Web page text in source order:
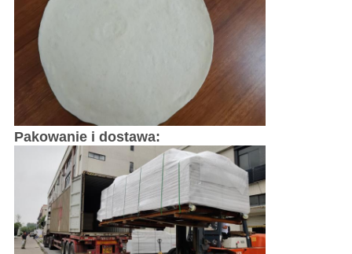
Pakowanie i dostawa: